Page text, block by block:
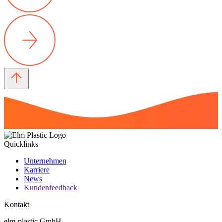
Quicklinks
Unternehmen
Karriere
News
Kundenfeedback
Kontakt